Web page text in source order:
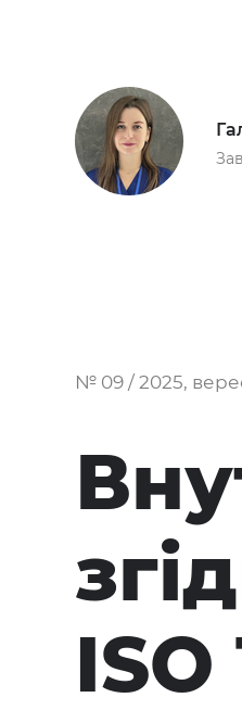
№ 09 / 2025,
ISO